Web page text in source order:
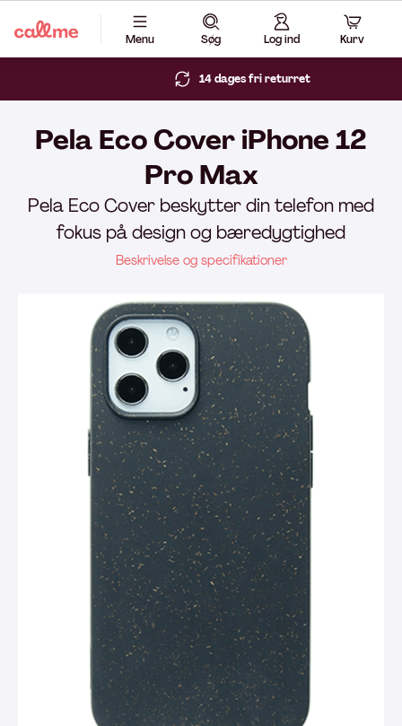
Menu Søg Log ind Kurv
14 dages fri returret
Pela Eco Cover iPhone 12
Pro Max
Pela Eco Cover beskytter din telefon med
fokus på design og bæredygtighed
Beskrivelse og specifikationer